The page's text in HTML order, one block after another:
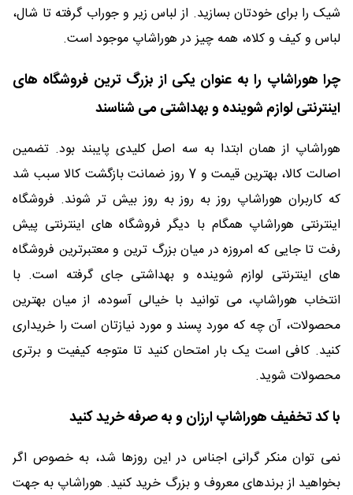
شیک را برای خودتان بسازید. از لباس زیر و جوراب گرفته تا شال،
لباس و کیف و کلاه، همه چیز در هوراشاپ موجود است.
چرا هوراشاپ را به عنوان یکی از بزرگ ‌ترین فروشگاه های
اینترنتی لوازم شوینده و بهداشتی می شناسند
هوراشاپ از همان ابتدا به سه اصل کلیدی پایبند بود. تضمین
اصالت کالا، بهترین قیمت و 7 روز ضمانت بازگشت کالا سبب شد
که کاربران هوراشاپ روز به روز به روز بیش تر شوند. فروشگاه
اینترنتی هوراشاپ همگام با دیگر فروشگاه های اینترنتی پیش
رفت تا جایی که امروزه در میان بزرگ ترین و معتبرترین فروشگاه
های اینترنتی لوازم شوینده و بهداشتی جای گرفته است. با
انتخاب هوراشاپ، می توانید با خیالی آسوده، از میان بهترین
محصولات، آن چه که مورد پسند و مورد نیازتان است را خریداری
کنید. کافی است یک بار امتحان کنید تا متوجه کیفیت و برتری
محصولات شوید.
با کد تخفیف هوراشاپ ارزان و به صرفه خرید کنید
نمی توان منکر گرانی اجناس در این روزها شد، به خصوص اگر
بخواهید از برندهای معروف و بزرگ خرید کنید. هوراشاپ به جهت